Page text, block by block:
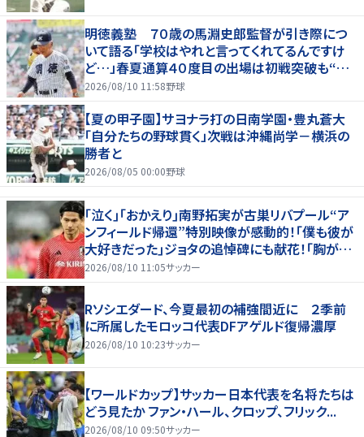
明徳義塾 ７０歳の馬淵史郎監督が引き際につ
いて語る「学校はやれと言ってくれてるんですけ
ど…」春夏通算４０度目の出場は初戦突破も“馬
淵節”炸裂
2026/08/10 11:58野球
【夏の甲子園】サヨナラ打の日南学園・豊丸蒼大
「自分たちの野球貫く」次戦は沖縄尚学－横浜の
勝者と
2026/08/05 00:00野球
｢泣く｣｢おかえり｣南野拓実が古巣リバプール“ア
ンフィールド帰還”特別映像が感動的！｢僕も彼が
大好きだった｣ジョタの追悼碑にも献花！｢胸が熱
くなります…｣
2026/08/10 11:05サッカー
Rソシエダード、今夏最初の補強間近に ２季前
に所属したモロッコ代表DFアゲルド復帰濃厚
2026/08/10 10:23サッカー
【ワールドカップ】サッカー日本代表を名将たちは
どう見たか ファン・ハール、クロップ、フリック...
2026/08/10 09:50サッカー